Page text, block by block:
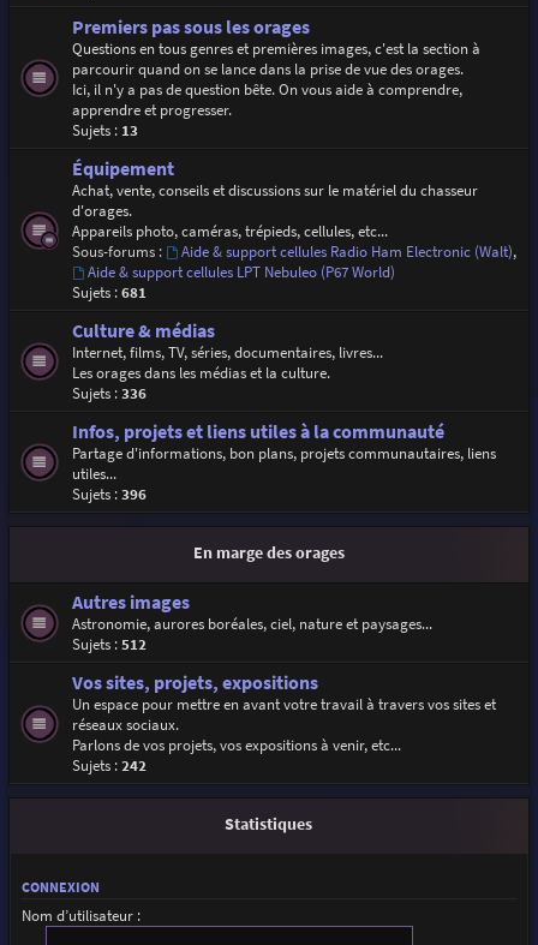
Premiers pas sous les orages
Questions en tous genres et premières images, c'est la section à
parcourir quand on se lance dans la prise de vue des orages.
Ici, il n'y a pas de question bête. On vous aide à comprendre,
apprendre et progresser.
Sujets : 13
Équipement
Achat, vente, conseils et discussions sur le matériel du chasseur
d'orages.
Appareils photo, caméras, trépieds, cellules, etc...
Sous-forums :
Aide & support cellules Radio Ham Electronic (Walt),
Aide & support cellules LPT Nebuleo (P67 World)
Sujets :681
Culture & médias
Internet, films, TV, séries, documentaires, livres...
Les orages dans les médias et la culture.
Sujets :336
Infos, projets et liens utiles à la communauté
Partage d'informations, bon plans, projets communautaires, liens
utiles...
Sujets :396
En marge des orages
Autres images
Astronomie, aurores boréales, ciel, nature et paysages...
Sujets :512
Vos sites, projets, expositions
Un espace pour mettre en avant votre travail à travers vos sites et
réseaux sociaux.
Parlons de vos projets, vos expositions à venir, etc...
Sujets :242
Statistiques
CONNEXION
Nom d’utilisateur :